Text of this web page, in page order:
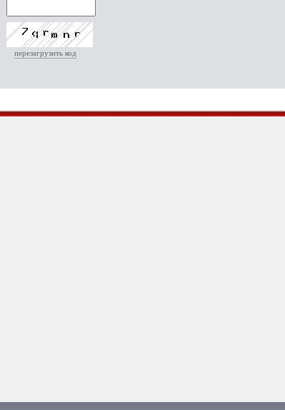
перезагрузить код